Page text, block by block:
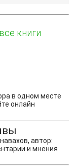
книги
в одном месте
онлайн
автор:
и мнения